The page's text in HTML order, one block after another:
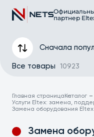
партнер
Главная страница Каталог
Услуги Eltex: замена,
Замена оборудования Eltex
Замена
Все товары 10923
Сначала